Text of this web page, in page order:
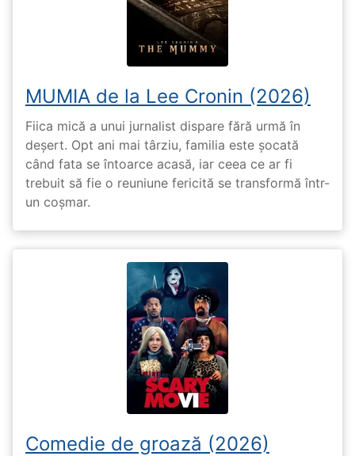
MUMIA de la Lee Cronin (2026)
Fiica mică a unui jurnalist dispare fără urmă în
deșert. Opt ani mai târziu, familia este șocată
când fata se întoarce acasă, iar ceea ce ar fi
trebuit să fie o reuniune fericită se transformă într-
un coșmar.
Comedie de groază (2026)